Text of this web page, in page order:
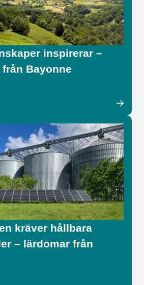
inspirerar –
Bayonne
kräver hållbara
– lärdomar från